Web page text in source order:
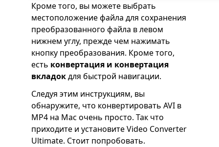
Кроме того, вы можете выбрать
местоположение файла для сохранения
преобразованного файла в левом
нижнем углу, прежде чем нажимать
кнопку преобразования. Кроме того,
есть конвертация и конвертация
вкладокдля быстрой навигации.
Следуя этим инструкциям, вы
обнаружите, что конвертировать AVI в
MP4 на Mac очень просто. Так что
приходите и установите Video Converter
Ultimate. Стоит попробовать.